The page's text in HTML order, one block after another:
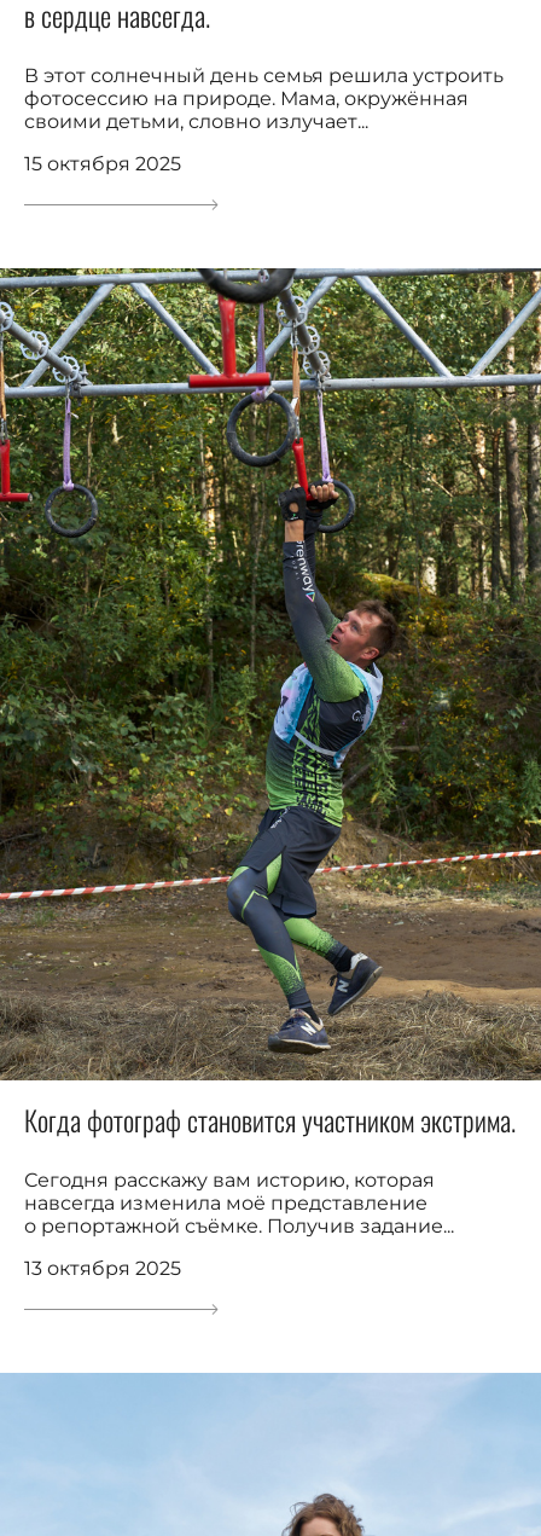
в сердце навсегда.
В этот солнечный день семья решила устроить
фотосессию на природе. Мама, окружённая
своими детьми, словно излучает...
15 октября 2025
Когда фотограф становится участником экстрима.
Сегодня расскажу вам историю, которая
навсегда изменила моё представление
о репортажной съёмке. Получив задание...
13 октября 2025